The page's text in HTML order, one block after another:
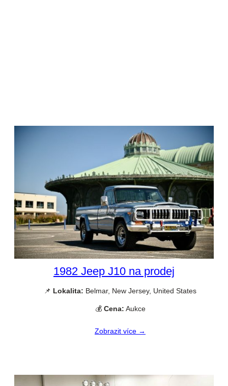
1982 Jeep J10 na prodej
📌 Lokalita: Belmar, New Jersey, United States
💰 Cena: Aukce
Zobrazit více →